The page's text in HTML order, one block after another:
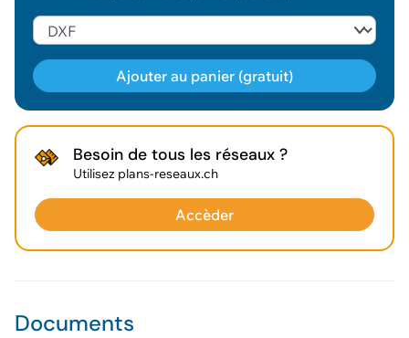
Documents
Ajouter au panier (gratuit)
Géodonnée ajoutée au panier !
Voir le panier
Besoin de tous les réseaux ?
Utilisez plans-reseaux.ch
Accèder